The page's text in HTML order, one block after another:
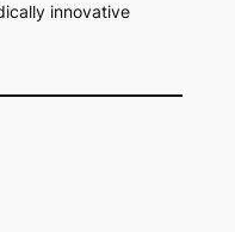
innovative